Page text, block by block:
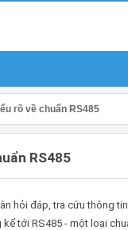
rõ về chuẩn RS485
RS485
hỏi đáp, tra cứu thông
tới RS485 - một loại